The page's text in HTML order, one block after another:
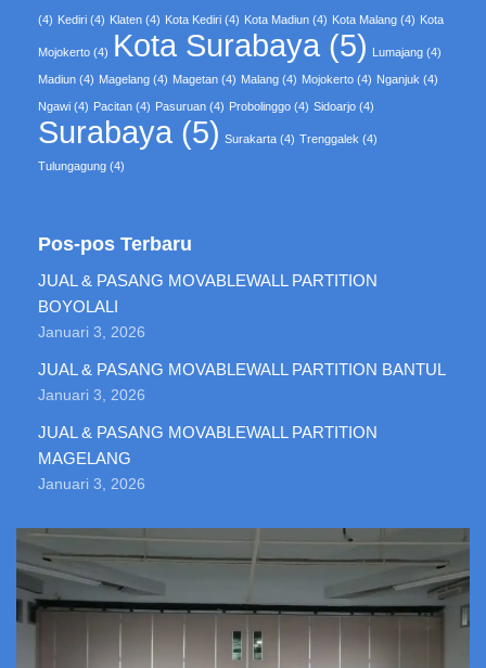
(4) Kediri (4) Klaten (4) Kota Kediri (4) Kota Madiun (4) Kota Malang (4) Kota
Mojokerto (4) Kota Surabaya (5) Lumajang (4)
Madiun (4) Magelang (4) Magetan (4) Malang (4) Mojokerto (4) Nganjuk (4)
Ngawi (4) Pacitan (4) Pasuruan (4) Probolinggo (4) Sidoarjo (4)
Surabaya (5) Surakarta (4) Trenggalek (4)
Tulungagung (4)
Pos-pos Terbaru
JUAL & PASANG MOVABLEWALL PARTITION
BOYOLALI
Januari 3, 2026
JUAL & PASANG MOVABLEWALL PARTITION BANTUL
Januari 3, 2026
JUAL & PASANG MOVABLEWALL PARTITION
MAGELANG
Januari 3, 2026